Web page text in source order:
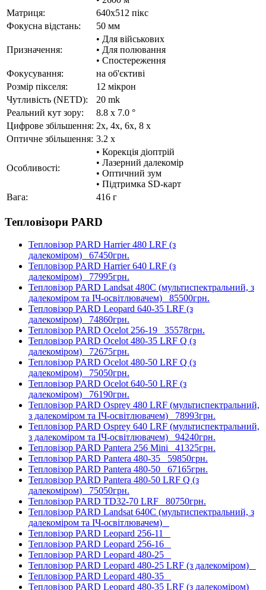
Матриця:
640x512 пікс
Фокусна відстань:
50 мм
Призначення:
• Для військових
• Для полювання
• Спостереження
Фокусування:
на об'єктиві
Розмір пікселя:
12 мікрон
Чутливість (NETD):
20 mk
Реальний кут зору:
8.8 x 7.0 °
Цифрове збільшення: 2х, 4х, 6х, 8 x
Оптичне збільшення: 3.2 x
Особливості:
• Корекція діоптрій
• Лазерний далекомір
• Оптичний зум
• Підтримка SD-карт
Вага:
416 г
Тепловізори PARD
Тепловізор PARD Harrier 480 LRF (з
далекоміром) 67450грн.
Тепловізор PARD Harrier 640 LRF (з
далекоміром) 77995грн.
Тепловізор PARD Landsat 480C (мультиспектральний, з
далекоміром та ІЧ-освітлювачем) 85500грн.
Тепловізор PARD Leopard 640-35 LRF (з
далекоміром) 74860грн.
Тепловізор PARD Ocelot 256-19 35578грн.
Тепловізор PARD Ocelot 480-35 LRF Q (з
далекоміром) 72675грн.
Тепловізор PARD Ocelot 480-50 LRF Q (з
далекоміром) 75050грн.
Тепловізор PARD Ocelot 640-50 LRF (з
далекоміром) 76190грн.
Тепловізор PARD Osprey 480 LRF (мультиспектральний,
з далекоміром та ІЧ-освітлювачем) 78993грн.
Тепловізор PARD Osprey 640 LRF (мультиспектральний,
з далекоміром та ІЧ-освітлювачем) 94240грн.
Тепловізор PARD Pantera 256 Mini 41325грн.
Тепловізор PARD Pantera 480-35 59850грн.
Тепловізор PARD Pantera 480-50 67165грн.
Тепловізор PARD Pantera 480-50 LRF Q (з
далекоміром) 75050грн.
Тепловізор PARD TD32-70 LRF 80750грн.
Тепловізор PARD Landsat 640C (мультиспектральний, з
далекоміром та ІЧ-освітлювачем)
Тепловізор PARD Leopard 256-11
Тепловізор PARD Leopard 256-16
Тепловізор PARD Leopard 480-25
Тепловізор PARD Leopard 480-25 LRF (з далекоміром)
Тепловізор PARD Leopard 480-35
Тепловізор PARD Leopard 480-35 LRF (з далекоміром)